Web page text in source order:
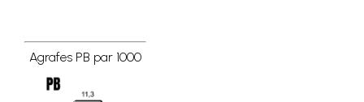
Agrafes PB par 1000